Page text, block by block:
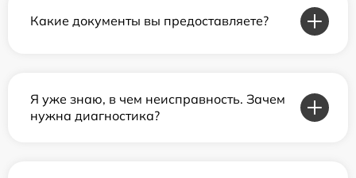
Какие документы вы предоставляете?
Я уже знаю, в чем неисправность. Зачем
нужна диагностика?